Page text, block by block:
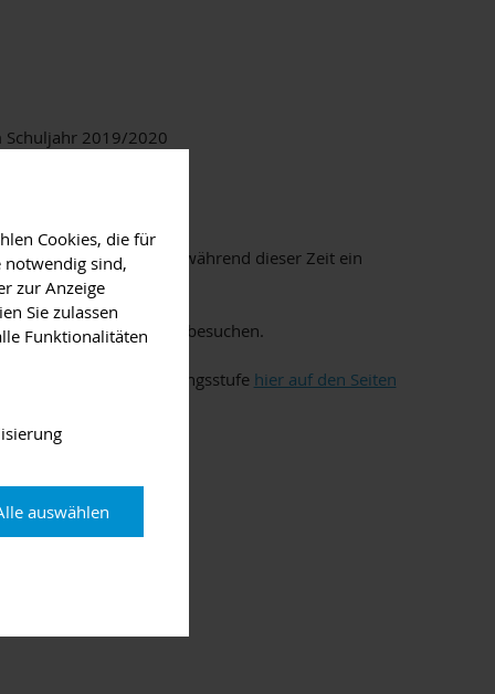
Cookies, die für
notwendig sind,
zur Anzeige
Sie zulassen
Funktionalitäten
auswählen
Schuljahr 2019/2020
und SportlehrerInnen während dieser Zeit ein
selbständig besuchen.
in die fünfte Jahrgangsstufe hier auf den Seiten